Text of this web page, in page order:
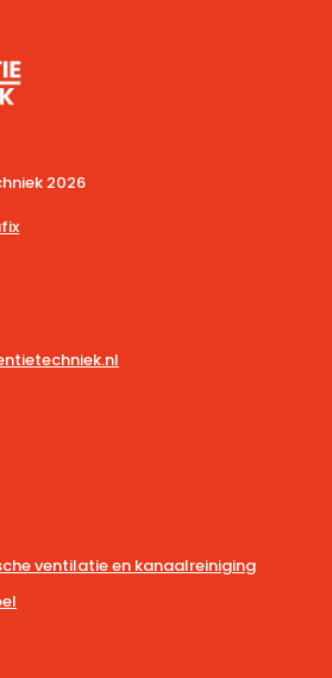
2026
ventilatie en kanaalreiniging